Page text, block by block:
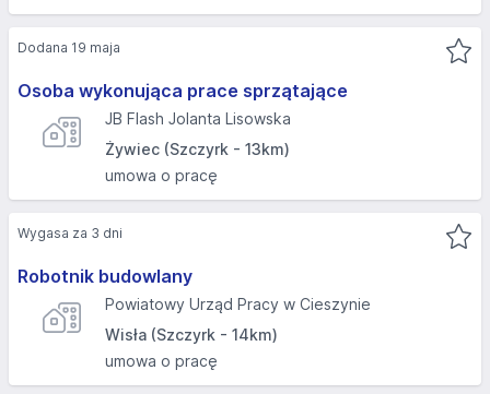
Osoba wykonująca prace sprzątające
JB Flash Jolanta Lisowska
Żywiec (Szczyrk - 13km)
umowa o pracę
Dodana 19 maja
Robotnik budowlany
Powiatowy Urząd Pracy w Cieszynie
Wisła (Szczyrk - 14km)
umowa o pracę
Wygasa za 3 dni